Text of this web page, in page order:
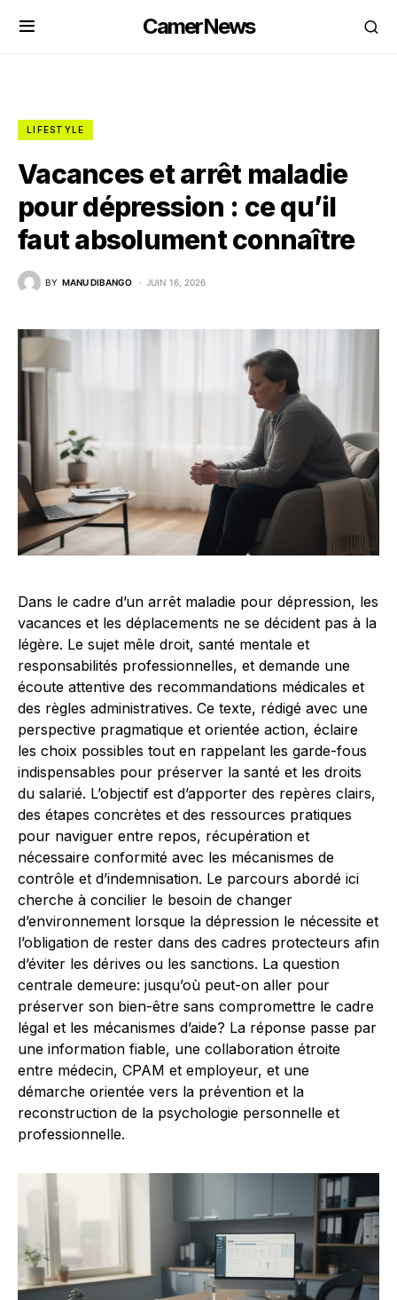
CamerNews
LIFESTYLE
Vacances et arrêt maladie
pour dépression : ce qu’il
faut absolument connaître
BY MANU DIBANGO JUIN 16, 2026
Dans le cadre d’un arrêt maladie pour dépression, les
vacances et les déplacements ne se décident pas à la
légère. Le sujet mêle droit, santé mentale et
responsabilités professionnelles, et demande une
écoute attentive des recommandations médicales et
des règles administratives. Ce texte, rédigé avec une
perspective pragmatique et orientée action, éclaire
les choix possibles tout en rappelant les garde-fous
indispensables pour préserver la santé et les droits
du salarié. L’objectif est d’apporter des repères clairs,
des étapes concrètes et des ressources pratiques
pour naviguer entre repos, récupération et
nécessaire conformité avec les mécanismes de
contrôle et d’indemnisation. Le parcours abordé ici
cherche à concilier le besoin de changer
d’environnement lorsque la dépression le nécessite et
l’obligation de rester dans des cadres protecteurs afin
d’éviter les dérives ou les sanctions. La question
centrale demeure: jusqu’où peut-on aller pour
préserver son bien-être sans compromettre le cadre
légal et les mécanismes d’aide? La réponse passe par
une information fiable, une collaboration étroite
entre médecin, CPAM et employeur, et une
démarche orientée vers la prévention et la
reconstruction de la psychologie personnelle et
professionnelle.